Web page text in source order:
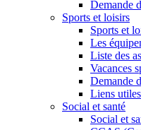
Demande
Sports et loisirs
Sports et
Les
Liste des
Vacances
Demande
Liens utiles
Social et santé
Social et